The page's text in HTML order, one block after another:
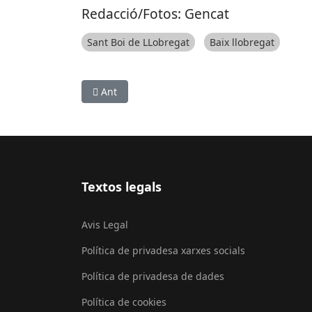
Redacció/Fotos: Gencat
Sant Boi de LLobregat Baix llobregat
Article anterior: L’Ajuntament de Castelldefels
Ant
Textos legals
Avis Legal
Política de privadesa xarxes socials
Política de privadesa de dades
Política de cookies